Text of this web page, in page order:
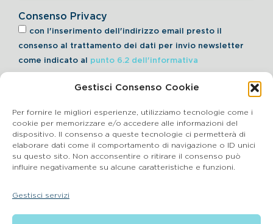
Gestisci Consenso Cookie
Per fornire le migliori esperienze, utilizziamo tecnologie come i
cookie per memorizzare e/o accedere alle informazioni del
dispositivo. Il consenso a queste tecnologie ci permetterà di
elaborare dati come il comportamento di navigazione o ID unici
su questo sito. Non acconsentire o ritirare il consenso può
influire negativamente su alcune caratteristiche e funzioni.
Gestisci servizi
Consenso Privacy
con l'inserimento dell'indirizzo email presto il
consenso al trattamento dei dati per invio newsletter
come indicato al punto 6.2 dell'informativa
Iscriviti alla Newsletter
Cookie Policy